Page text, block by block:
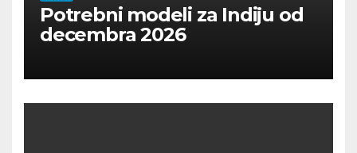
Potrebni modeli za Indiju od
decembra 2026